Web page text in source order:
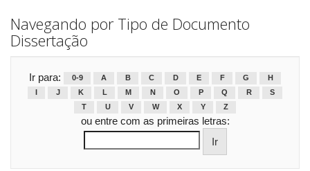
Navegando por Tipo de Documento
Dissertação
Ir para: 0-9 A B C D E F G
H
J K L M N O P Q R
S
T
U V W X Y Z
ou entre com as primeiras letras: